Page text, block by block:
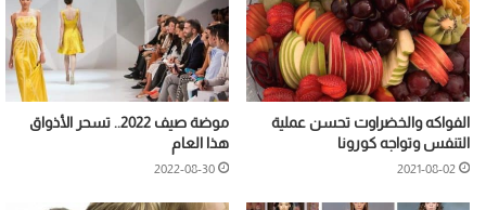
الفواكه والخضراوت تحسن عملية
التنفس وتواجه كورونا
2021-08-02
موضة صيف 2022.. تسحر الأذواق
هذا العام
2022-08-30